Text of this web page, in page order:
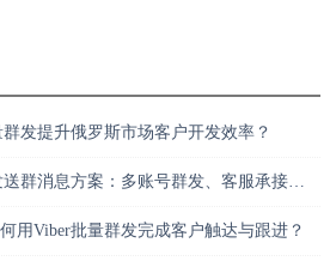
群发提升俄罗斯市场客户开发效率？
消息方案：多账号群发、客服承接与长期运营
用Viber批量群发完成客户触达与跟进？